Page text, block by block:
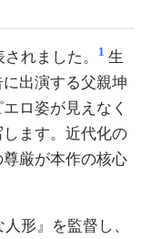
れました。 1 生
出演する父親坤
ロ姿が見えなく
ます。近代化の
厳が本作の核心
形』を監督し、